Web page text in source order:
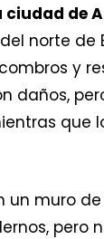
ciudad de
norte de
y
daños,
que
muro de
pero